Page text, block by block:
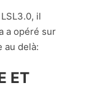
il
a opéré sur
au delà:
ET